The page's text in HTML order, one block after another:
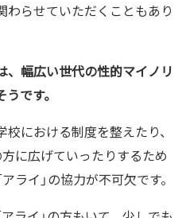
らせていただくこともあり
、幅広い世代の性的マイノリ
です。
における制度を整えたり、
に広げていったりするため
ライ」の協力が不可欠です。